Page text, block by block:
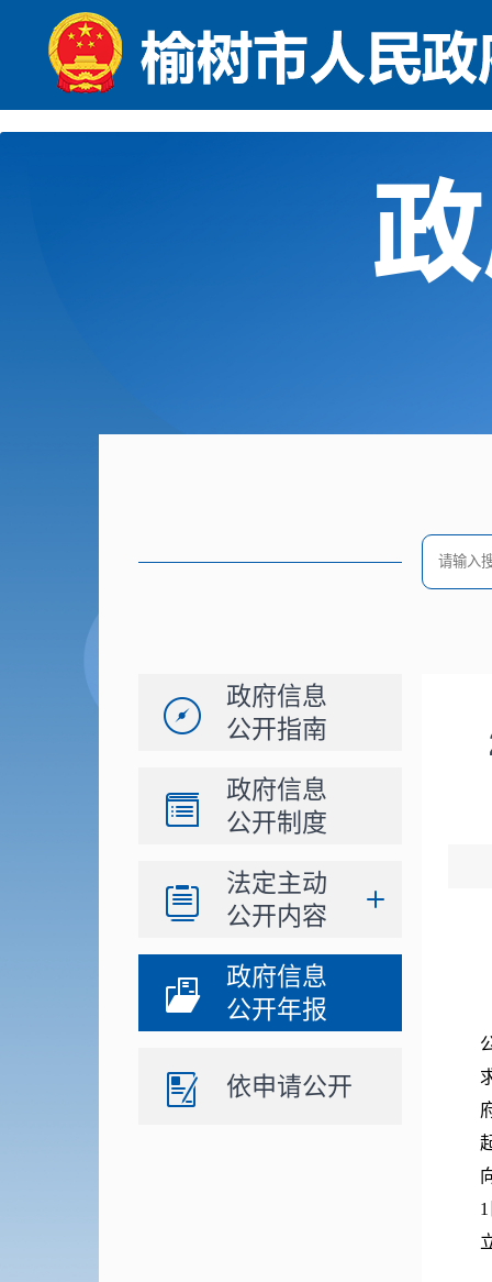
政府信息
公开指南
政府信息
公开制度
法定主动
公开内容
政府信息
公开年报
依申请公开